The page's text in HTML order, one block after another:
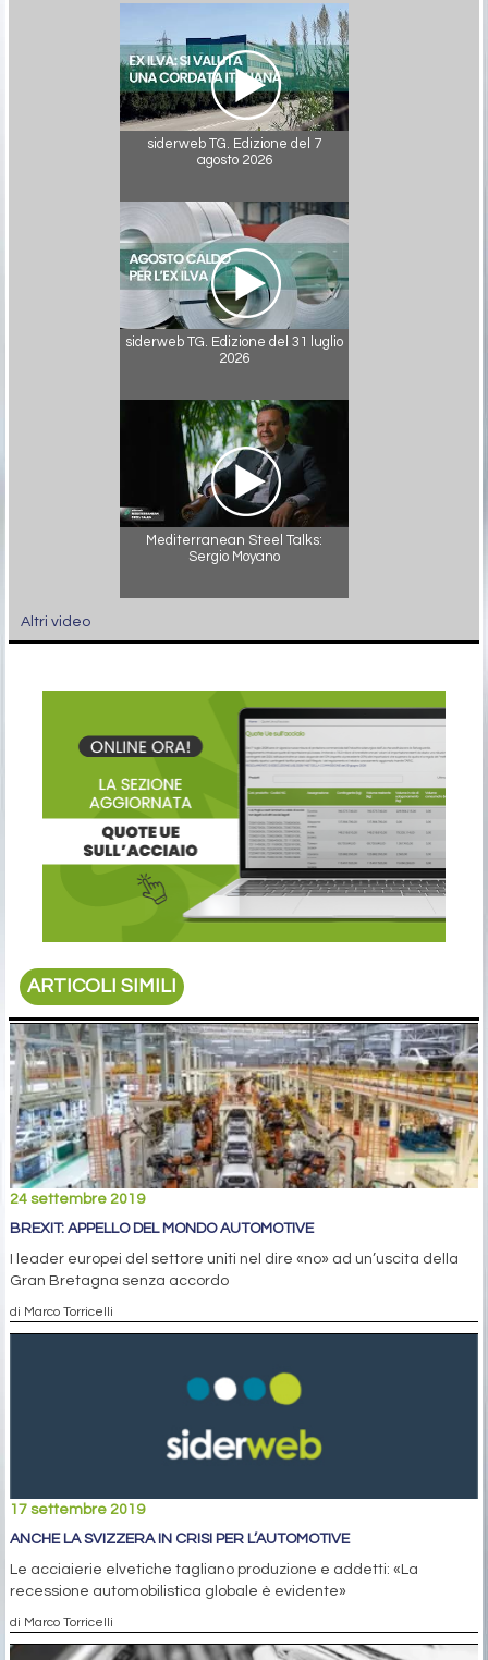
siderweb TG. Edizione del 7
agosto 2026
siderweb TG. Edizione del 31 luglio
2026
Mediterranean Steel Talks:
Sergio Moyano
Altri video
ARTICOLI SIMILI
24 settembre 2019
BREXIT: APPELLO DEL MONDO AUTOMOTIVE
I leader europei del settore uniti nel dire «no» ad un’uscita della
Gran Bretagna senza accordo
di Marco Torricelli
17 settembre 2019
ANCHE LA SVIZZERA IN CRISI PER L’AUTOMOTIVE
Le acciaierie elvetiche tagliano produzione e addetti: «La
recessione automobilistica globale è evidente»
di Marco Torricelli